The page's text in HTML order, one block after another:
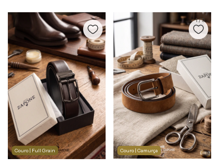
Couro | Full Grain Couro | Camurça
1/5